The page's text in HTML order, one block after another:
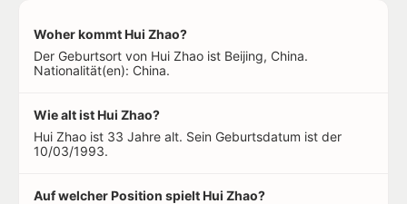
Woher kommt Hui Zhao?
Der Geburtsort von Hui Zhao ist Beijing, China.
Nationalität(en): China.
Wie alt ist Hui Zhao?
Hui Zhao ist 33 Jahre alt. Sein Geburtsdatum ist der
10/03/1993.
Auf welcher Position spielt Hui Zhao?